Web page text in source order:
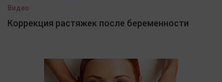
Видео
Коррекция растяжек после беременности